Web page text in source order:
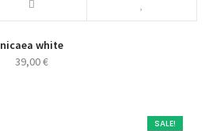
nicaea white
39,00€
SALE!